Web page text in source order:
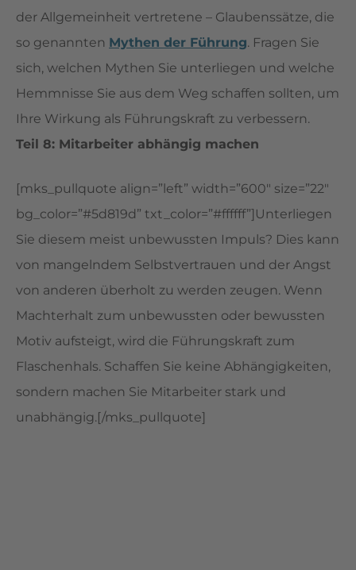
der Allgemeinheit vertretene – Glaubenssätze, die
so genannten Mythen der Führung. Fragen Sie
sich, welchen Mythen Sie unterliegen und welche
Hemmnisse Sie aus dem Weg schaffen sollten, um
Ihre Wirkung als Führungskraft zu verbessern.
Teil 8: Mitarbeiter abhängig machen
[mks_pullquote align=”left” width=”600″ size=”22″
bg_color=”#5d819d” txt_color=”#ffffff”]Unterliegen
Sie diesem meist unbewussten Impuls? Dies kann
von mangelndem Selbstvertrauen und der Angst
von anderen überholt zu werden zeugen. Wenn
Machterhalt zum unbewussten oder bewussten
Motiv aufsteigt, wird die Führungskraft zum
Flaschenhals. Schaffen Sie keine Abhängigkeiten,
sondern machen Sie Mitarbeiter stark und
unabhängig.[/mks_pullquote]